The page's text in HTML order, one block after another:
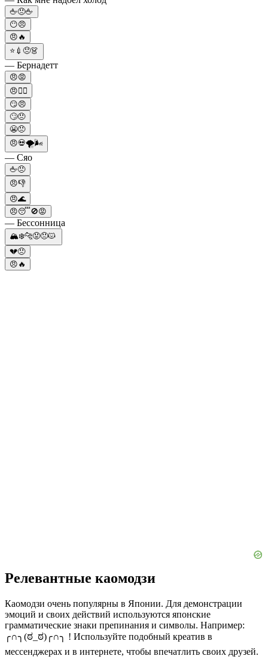
🖕😠🖕
😶😠
😠🔥
⭐💉😠👗
— Бернадетт
😠😡
😠🤷‍♂️
😏😠
🙄😠
😬😠
😠💀🌪🌬
— Сяо
🖕😠
😠👎
😠🌊
😠😴🚫😡
— Бессонница
🏔️❄️🐆😡😠😾
💔😠
😠🔥
Релевантные каомодзи
Каомодзи очень популярны в Японии. Для демонстрации
эмоций и своих действий используются японские
грамматические знаки препинания и символы. Например:
╭∩╮(ಠ_ಠ)╭∩╮ ! Используйте подобный креатив в
мессенджерах и в интернете, чтобы впечатлить своих друзей.